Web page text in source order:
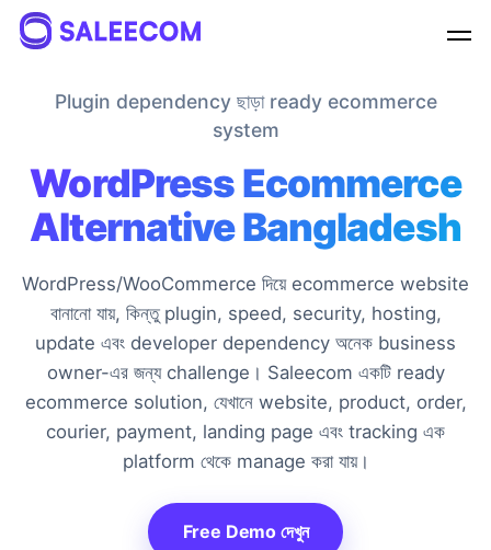
Plugin dependency ছাড়া ready ecommerce
system
WordPress Ecommerce
Alternative Bangladesh
WordPress/WooCommerce দিয়ে ecommerce website
বানানো যায়, কিন্তু plugin, speed, security, hosting,
update এবং developer dependency অনেক business
owner-এর জন্য challenge। Saleecom একটি ready
ecommerce solution, যেখানে website, product, order,
courier, payment, landing page এবং tracking এক
platform থেকে manage করা যায়।
Free Demo দেখুন
লাইভ চ্যাটে আপনার সকল প্রশ্নের সমাধান পাবেন
ইনস্ট্যান্ট সাপোর্ট পেতে এখনই চ্যাট শুরু করুন, আমাদের টিম আপনার সাথে
সাথে চ্যাটে যুক্ত হবে।
আপনার নাম
ফোন নম্বর
চ্যাট শুরু করুন